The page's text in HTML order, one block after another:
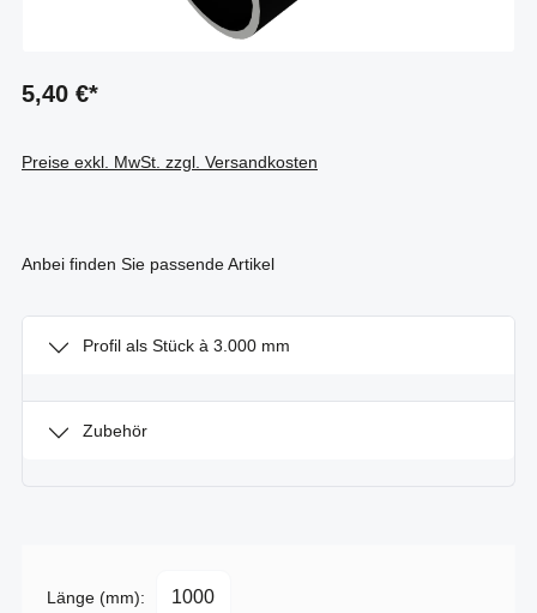
5,40 €*
Preise exkl. MwSt. zzgl. Versandkosten
Anbei finden Sie passende Artikel
Profil als Stück à 3.000 mm
Zubehör
Länge (mm):